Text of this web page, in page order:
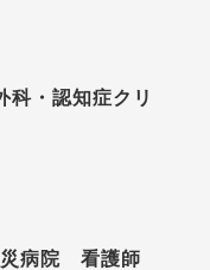
科・認知症クリ
災病院 看護師